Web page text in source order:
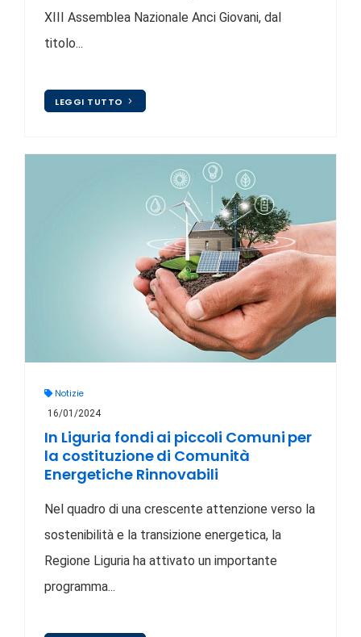
XIII Assemblea Nazionale Anci Giovani, dal
titolo...
LEGGI TUTTO
Notizie
16/01/2024
In Liguria fondi ai piccoli Comuni per
la costituzione di Comunità
Energetiche Rinnovabili
Nel quadro di una crescente attenzione verso la
sostenibilità e la transizione energetica, la
Regione Liguria ha attivato un importante
programma...